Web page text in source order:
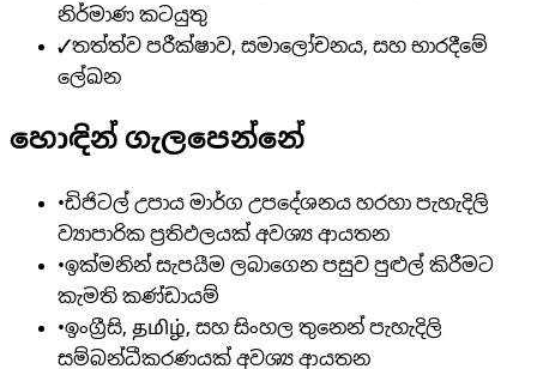
නිර්මාණ කටයුතු
✓තත්ත්ව පරීක්ෂාව, සමාලෝචනය, සහ භාරදීමේ
ලේඛන
හොඳින් ගැලපෙන්නේ
•ඩිජිටල් උපාය මාර්ග උපදේශනය හරහා පැහැදිලි
ව්‍යාපාරික ප්‍රතිඵලයක් අවශ්‍ය ආයතන
•ඉක්මනින් සැපයීම ලබාගෙන පසුව පුළුල් කිරීමට
කැමති කණ්ඩායම්
•ඉංග්‍රීසි, தமிழ், සහ සිංහල තුනෙන් පැහැදිලි
සම්බන්ධීකරණයක් අවශ්‍ය ආයතන